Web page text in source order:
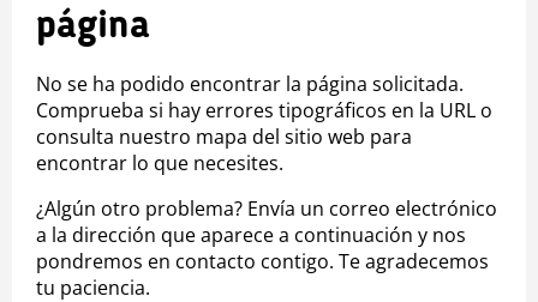
página
No se ha podido encontrar la página solicitada.
Comprueba si hay errores tipográficos en la URL o
consulta nuestro mapa del sitio web para
encontrar lo que necesites.
¿Algún otro problema? Envía un correo electrónico
a la dirección que aparece a continuación y nos
pondremos en contacto contigo. Te agradecemos
tu paciencia.